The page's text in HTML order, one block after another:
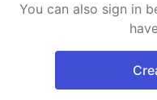
You can also sign in